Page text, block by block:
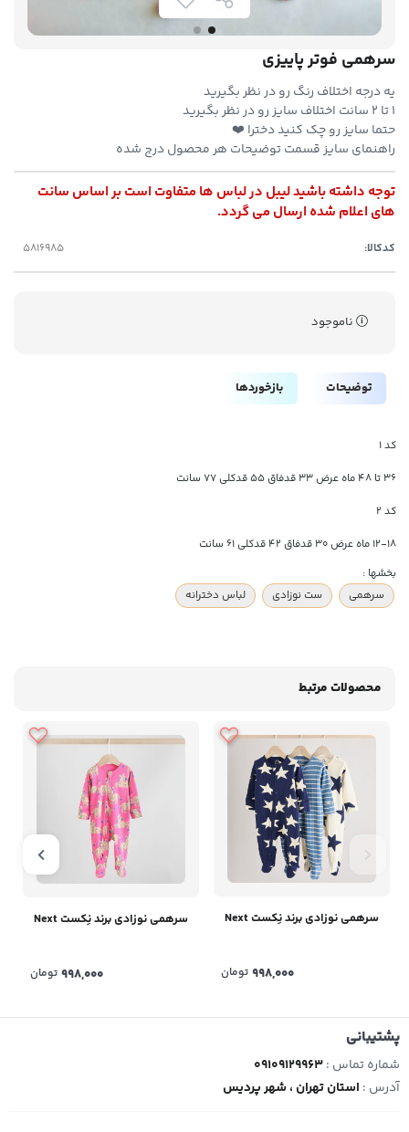
سرهمی فوتر پاییزی
یه درجه اختلاف رنگ رو در نظر بگیرید
۱ تا ۲ سانت اختلاف سایز رو در نظر بگیرید
حتما سایز رو چک کنید دخترا ❤️
راهنمای سایز قسمت توضیحات هر محصول درج شده
توجه داشته باشید لیبل در لباس ها متفاوت است بر اساس سانت
های اعلام شده ارسال می گردد.
کدکالا:
ناموجود
توضیحات بازخوردها
کد 1
36 تا 48 ماه عرض 33 قدفاق 55 قدکلی 77 سانت
کد 2
12-18 ماه عرض 30 قدفاق 42 قدکلی 61 سانت
بخشها :
سرهمی
ست نوزادی لباس دخترانه
محصولات مرتبط
سرهمی نوزادی برند نِکست Next
998,000 تومان
سرهمی نوزادی برند نِکست Next
998,000 تومان
پشتیبانی
شماره تماس :09109129963
آدرس : استان تهران ، شهر پردیس